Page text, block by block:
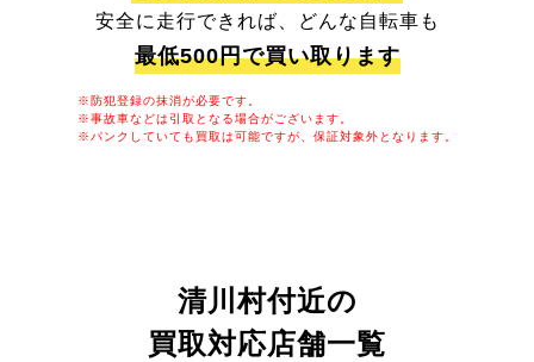
安全に走行できれば、どんな自転車も
最低500円で買い取ります
※防犯登録の抹消が必要です。
※事故車などは引取となる場合がございます。
※パンクしていても買取は可能ですが、保証対象外となります。
清川村付近の
買取対応店舗一覧